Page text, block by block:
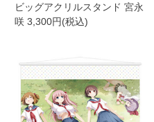
ビッグアクリルスタンド 宮永
咲 3,300円(税込)